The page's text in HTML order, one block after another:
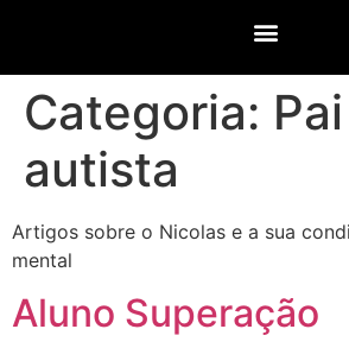
Categoria:
autista
Artigos sobre o Nicolas e a sua
mental
Aluno Superação